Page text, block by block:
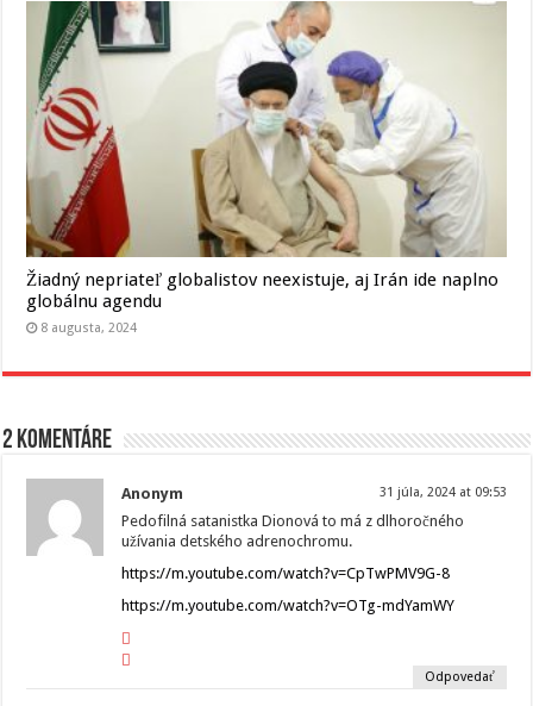
Žiadný nepriateľ globalistov neexistuje, aj Irán ide naplno
globálnu agendu
8 augusta, 2024
2 komentáre
Anonym 31 júla, 2024 at 09:53
Pedofilná satanistka Dionová to má z dlhoročného
užívania detského adrenochromu.
https://m.youtube.com/watch?v=CpTwPMV9G-8
https://m.youtube.com/watch?v=OTg-mdYamWY
Odpovedať